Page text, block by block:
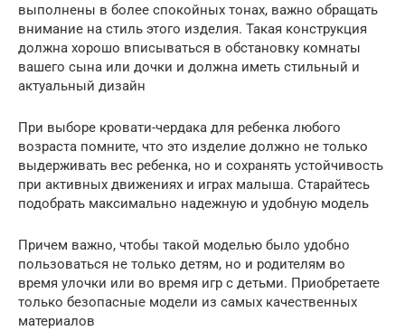
выполнены в более спокойных тонах, важно обращать
внимание на стиль этого изделия. Такая конструкция
должна хорошо вписываться в обстановку комнаты
вашего сына или дочки и должна иметь стильный и
актуальный дизайн
При выборе кровати-чердака для ребенка любого
возраста помните, что это изделие должно не только
выдерживать вес ребенка, но и сохранять устойчивость
при активных движениях и играх малыша. Старайтесь
подобрать максимально надежную и удобную модель
Причем важно, чтобы такой моделью было удобно
пользоваться не только детям, но и родителям во
время улочки или во время игр с детьми. Приобретаете
только безопасные модели из самых качественных
материалов